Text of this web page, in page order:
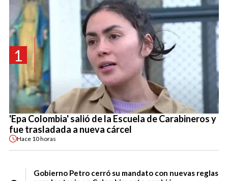
1
'Epa Colombia' salió de la Escuela de Carabineros y
fue trasladada a nueva cárcel
Hace 10 horas
Gobierno Petro cerró su mandato con nuevas reglas